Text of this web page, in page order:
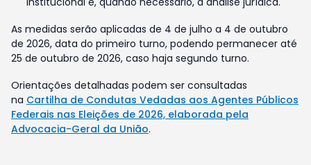
As medidas serão aplicadas de 4 de julho a 4 de outubro
de 2026, data do primeiro turno, podendo permanecer até
25 de outubro de 2026, caso haja segundo turno.
Orientações detalhadas podem ser consultadas
na Cartilha de Condutas Vedadas aos Agentes Públicos
Federais nas Eleições de 2026, elaborada pela
Advocacia-Geral da União.